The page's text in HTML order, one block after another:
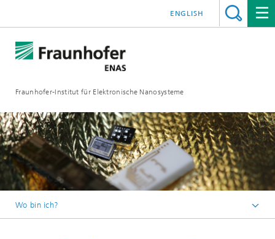
Fraunhofer-Institut für Elektronische Nanosysteme
ENGLISH
Wo bin ich?